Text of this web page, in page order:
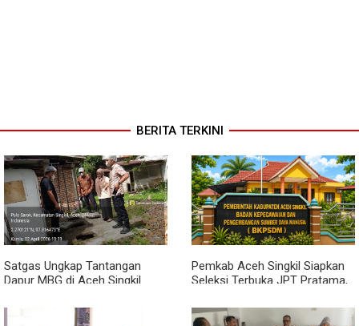
BERITA TERKINI
Satgas Ungkap Tantangan
Dapur MBG di Aceh Singkil
Pemkab Aceh Singkil Siapkan
Seleksi Terbuka JPT Pratama,
Kinerja